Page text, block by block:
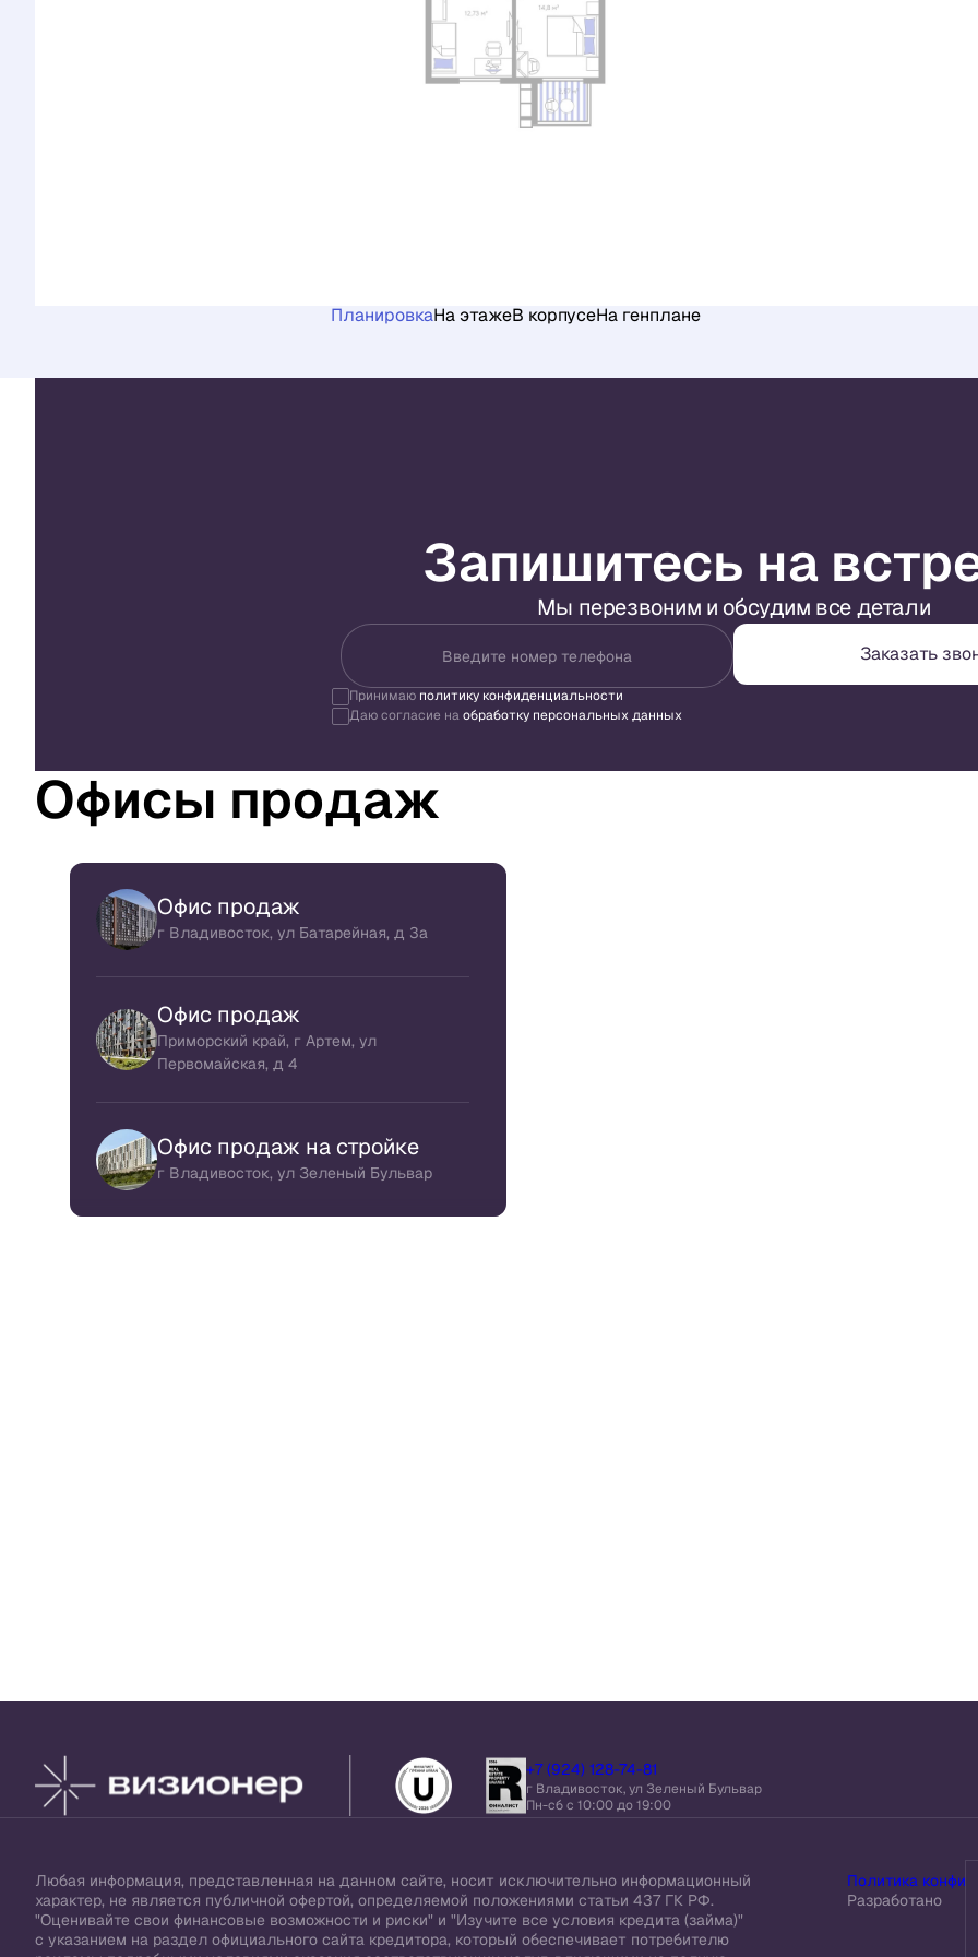
ПланировкаНа этажеВ корпусеНа генплане
Запишитесь на
Мы перезвоним и обсудим все детали
Введите номер телефона Заказать
Принимаю политику конфиденциальности
Даю согласие наобработку персональных данных
Офисы продаж
Офис продаж
г Владивосток, ул Батарейная, д 3а
Офис продаж
Приморский край, г Артем, ул
Первомайская, д 4
Офис продаж на стройке
г Владивосток, ул Зеленый Бульвар
+7 (924) 128-74-81
г Владивосток, ул Зеленый Бульвар
Пн-сб c 10:00 до 19:00
Любая информация, представленная на данном сайте, носит исключительно информационный
характер, не является публичной офертой, определяемой положениями статьи 437 ГК РФ.
"Оценивайте свои финансовые возможности и риски" и "Изучите все условия кредита (займа)"
с указанием на раздел официального сайта кредитора, который обеспечивает потребителю
Политика
Разработано